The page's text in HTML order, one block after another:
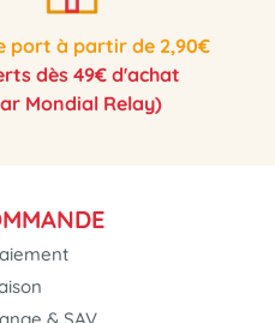
port à partir de 2,90€
dès 49€ d'achat
Mondial Relay)
& SAV